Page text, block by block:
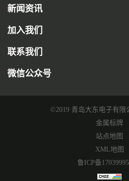
新闻资讯
加入我们
联系我们
微信公众号
©2019 青岛大东电子有限
金属标牌
站点地图
XML地图
鲁ICP备